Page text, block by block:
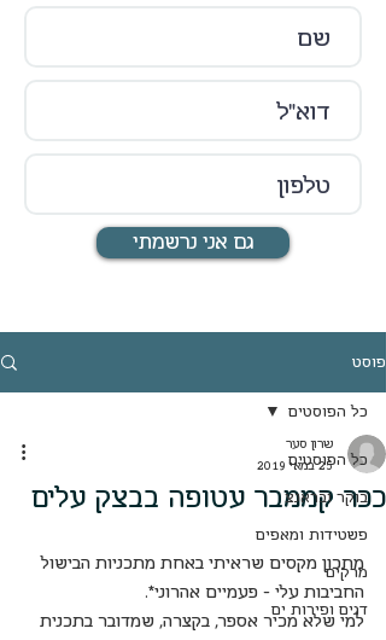
גם אני נרשמתי
פוסט
כל הפוסטים
בוקר ובראנצ
פשטידות ומאפים
מרקים
דגים ופירות ים
כל הפוסטים
ככר קממבר עטופה בבצק עלים
שרון סער
25 במאי 2019
מתכון מקסים שראיתי באחת מתכניות הבישול
החביבות עלי - פעמיים אהרוני*.
למי שלא מכיר אספר, בקצרה, שמדובר בתכנית